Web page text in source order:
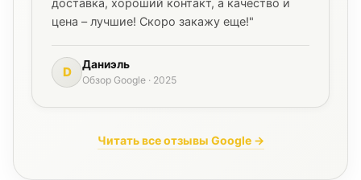
доставка, хороший контакт, а качество и
цена – лучшие! Скоро закажу еще!"
D
Даниэль
Обзор Google · 2025
Читать все отзывы Google →